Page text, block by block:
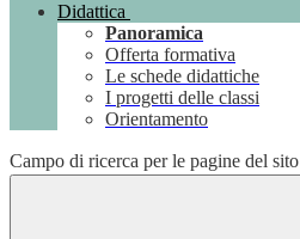
Didattica
Panoramica
Offerta formativa
Le schede didattiche
I progetti delle classi
Orientamento
Campo di ricerca per le pagine del sito